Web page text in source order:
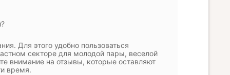
Для этого удобно пользоваться
секторе для молодой пары, веселой
внимание на отзывы, которые оставляют
время.